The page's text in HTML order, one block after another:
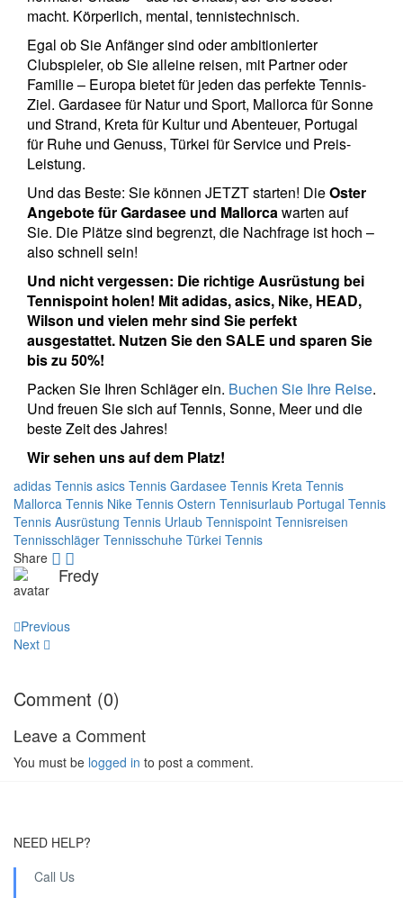
macht. Körperlich, mental, tennistechnisch.
Egal ob Sie Anfänger sind oder ambitionierter
Clubspieler, ob Sie alleine reisen, mit Partner oder
Familie – Europa bietet für jeden das perfekte Tennis-
Ziel. Gardasee für Natur und Sport, Mallorca für Sonne
und Strand, Kreta für Kultur und Abenteuer, Portugal
für Ruhe und Genuss, Türkei für Service und Preis-
Leistung.
Und das Beste: Sie können JETZT starten! DieOster
Angebote für Gardasee und Mallorcawarten auf
Sie. Die Plätze sind begrenzt, die Nachfrage ist hoch –
also schnell sein!
Und nicht vergessen: Die richtige Ausrüstung bei
Tennispoint holen! Mit adidas, asics, Nike, HEAD,
Wilson und vielen mehr sind Sie perfekt
ausgestattet. Nutzen Sie den SALE und sparen Sie
bis zu 50%!
Packen Sie Ihren Schläger ein. Buchen Sie Ihre Reise.
Und freuen Sie sich auf Tennis, Sonne, Meer und die
beste Zeit des Jahres!
Wir sehen uns auf dem Platz!
adidas Tennis asics Tennis Gardasee Tennis Kreta Tennis
Mallorca Tennis Nike Tennis Ostern Tennisurlaub Portugal Tennis
Tennis Ausrüstung Tennis Urlaub Tennispoint Tennisreisen
Tennisschläger Tennisschuhe Türkei Tennis
Share
Fredy
Post
navigation
Previous
Next
Comment (0)
Leave a Comment
You must be logged in to post a comment.
NEED HELP?
Call Us